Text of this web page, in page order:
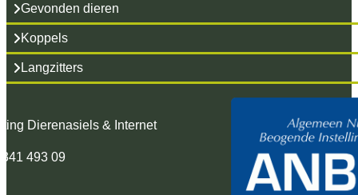
Gevonden dieren
Koppels
Langzitters
Dierenasiels & Internet
493 09